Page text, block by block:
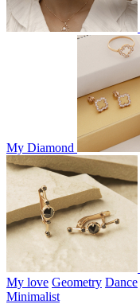
My Diamond
My love Geometry Dance
Minimalist